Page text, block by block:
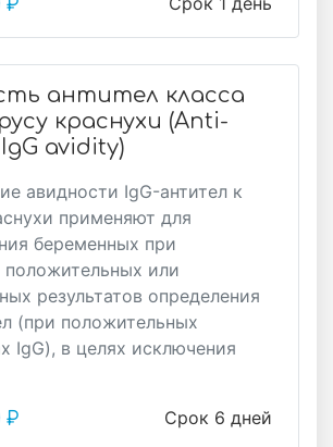
₽
антител класса
краснухи (Anti-
avidity)
авидности IgG-антител к
применяют для
беременных при
положительных или
результатов определения
(при положительных
IgG), в целях исключения
Срок 6 дней
₽